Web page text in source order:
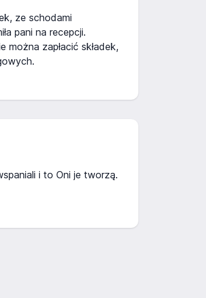
ze schodami
pani na recepcji.
można zapłacić składek,
i to Oni je tworzą.